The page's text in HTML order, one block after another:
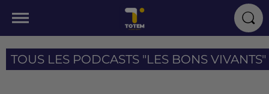
TOUS LES PODCASTS "LES BONS